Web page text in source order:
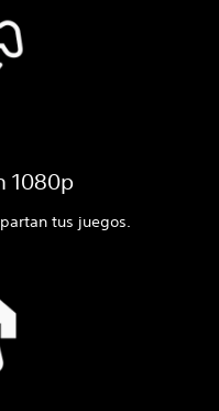
1080p
tus juegos.